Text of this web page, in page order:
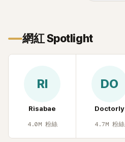
網紅 Spotlight
RI
Risabae
4.0M 粉絲
DO
Doctorly
4.7M 粉絲